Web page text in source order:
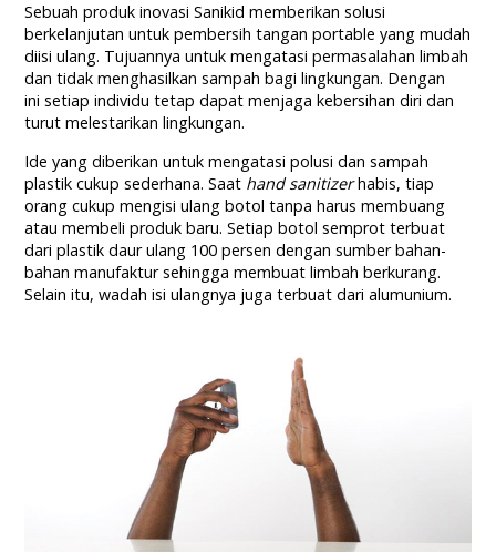
Sebuah produk inovasi Sanikid memberikan solusi
berkelanjutan untuk pembersih tangan portable yang mudah
diisi ulang. Tujuannya untuk mengatasi permasalahan limbah
dan tidak menghasilkan sampah bagi lingkungan. Dengan
ini setiap individu tetap dapat menjaga kebersihan diri dan
turut melestarikan lingkungan.
Ide yang diberikan untuk mengatasi polusi dan sampah
plastik cukup sederhana. Saat hand sanitizerhabis, tiap
orang cukup mengisi ulang botol tanpa harus membuang
atau membeli produk baru. Setiap botol semprot terbuat
dari plastik daur ulang 100 persen dengan sumber bahan-
bahan manufaktur sehingga membuat limbah berkurang.
Selain itu, wadah isi ulangnya juga terbuat dari alumunium.